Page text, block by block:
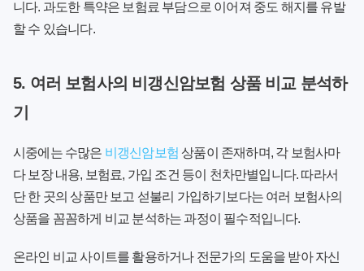
니다. 과도한 특약은 보험료 부담으로 이어져 중도 해지를 유발
할 수 있습니다.
5. 여러 보험사의 비갱신암보험 상품 비교 분석하
기
시중에는 수많은 비갱신암보험 상품이 존재하며, 각 보험사마
다 보장 내용, 보험료, 가입 조건 등이 천차만별입니다. 따라서
단 한 곳의 상품만 보고 섣불리 가입하기보다는 여러 보험사의
상품을 꼼꼼하게 비교 분석하는 과정이 필수적입니다.
온라인 비교 사이트를 활용하거나 전문가의 도움을 받아 자신